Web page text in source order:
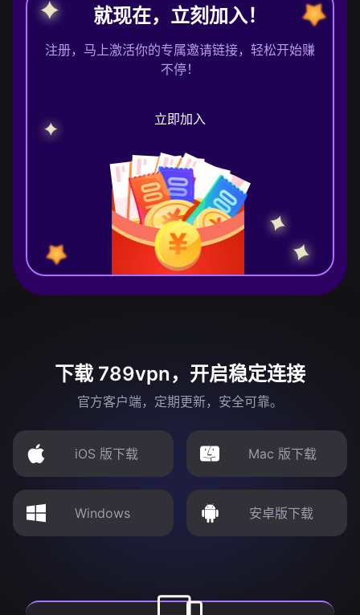
就现在，立刻加入！
注册，马上激活你的专属邀请链接，轻松开始赚
不停！
立即加入
下载 789vpn，开启稳定连接
官方客户端，定期更新，安全可靠。
iOS 版下载 Mac 版下载
Windows 安卓版下载